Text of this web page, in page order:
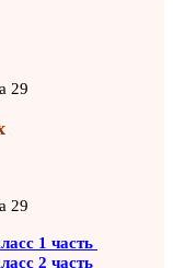
1 часть
2 часть